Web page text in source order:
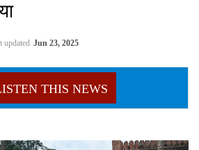
updated Jun 23, 2025
THIS NEWS